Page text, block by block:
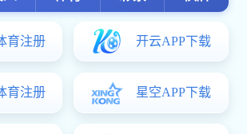
安徽省工业和信息化厅
旺旺钱包: 本部旺旺钱包区
地址：安徽省芜湖市北京中路
邮编：241000